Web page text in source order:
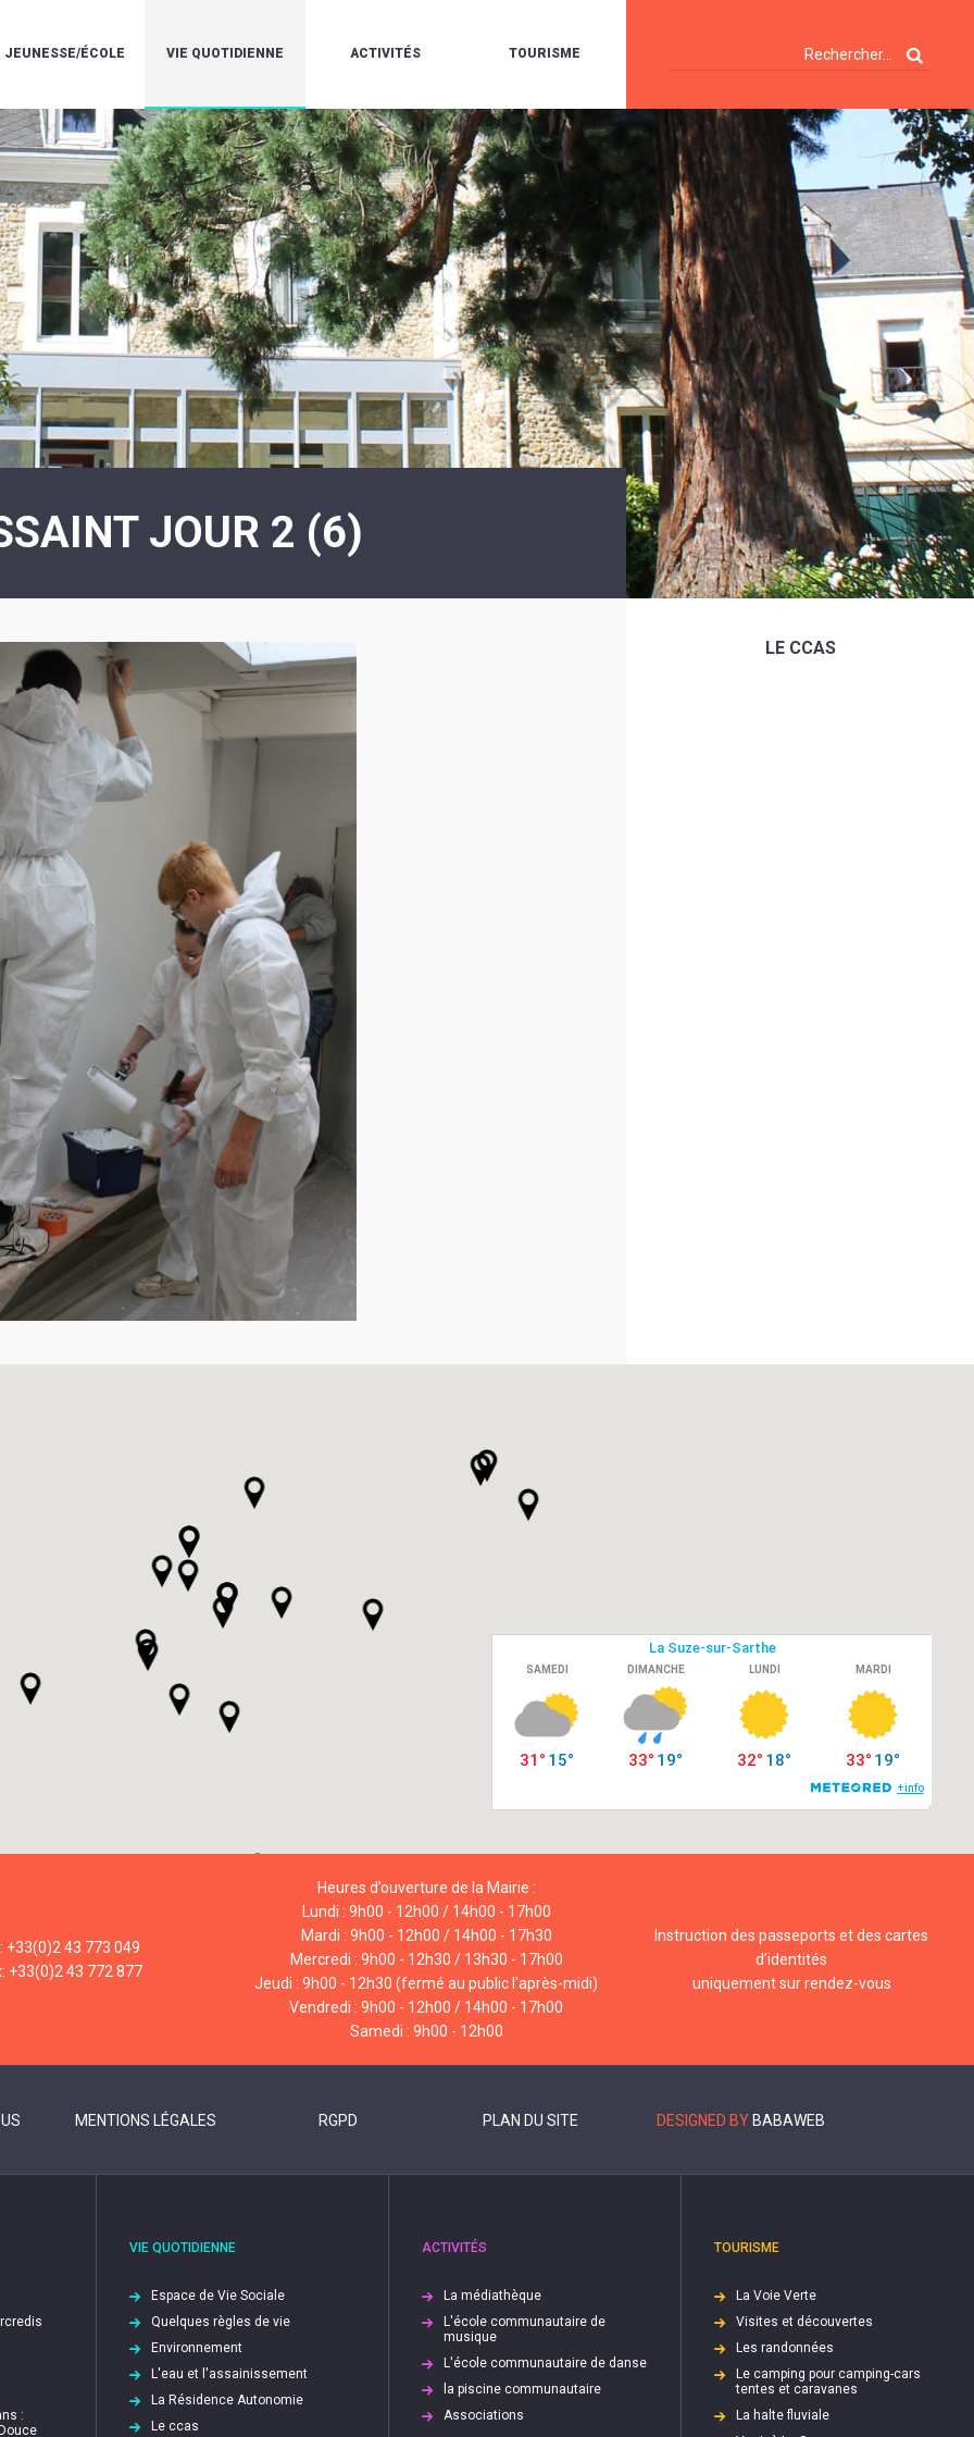
JEUNESSE/ÉCOLE
LE
/
18
VIE QUOTIDIENNE
ESPACE
DE
VIE
SOCIALE
QUELQUES
RÈGLES
DE
VIE
ENVIRONNEMENT
L'EAU
ET
L'ASSAINISSEMENT
LA
RÉSIDENCE
AUTONOMIE
LE
LA
POLICE
MUNICIPALE
RISQUES
MAJEURS
ACTIVITÉS
LA
MÉDIATHÈQUE
L'ÉCOLE
COMMUNAUTAIRE
DE
MUSIQUE
L'ÉCOLE
COMMUNAUTAIRE
DE
DANSE
LA
PISCINE
COMMUNAUTAIRE
ASSOCIATIONS
TOURISME
LA
VOIE
VERTE
VISITES
ET
DÉCOUVERTES
LES
RANDONNÉES
LE
CAMPING
POUR
CAMPING-
CARS
TENTES
ET
CARAVANES
LA
HALTE
FLUVIALE
VENIR
À
LA
JOUR 2 (6)
LE CCAS
+33(0)2 43 773 049
+33(0)2 43 772 877
Heures d’ouverture de la Mairie :
Lundi : 9h00 - 12h00 / 14h00 - 17h00
Mardi : 9h00 - 12h00 / 14h00 - 17h30
Mercredi : 9h00 - 12h30 / 13h30 - 17h00
Jeudi : 9h00 - 12h30 (fermé au public l'après-midi)
Vendredi : 9h00 - 12h00 / 14h00 - 17h00
Samedi : 9h00 - 12h00
Instruction des passeports et des cartes
d’identités
uniquement sur rendez-vous
MENTIONS LÉGALES RGPD PLAN DU SITE DESIGNED BY BABAWEB
:
VIE QUOTIDIENNE
Espace de Vie Sociale
Quelques règles de vie
Environnement
L'eau et l'assainissement
La Résidence Autonomie
Le ccas
ACTIVITÉS
La médiathèque
L'école communautaire de
musique
L'école communautaire de danse
la piscine communautaire
Associations
TOURISME
La Voie Verte
Visites et découvertes
Les randonnées
Le camping pour camping-cars
tentes et caravanes
La halte fluviale